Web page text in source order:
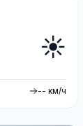
☀️
-- км/ч